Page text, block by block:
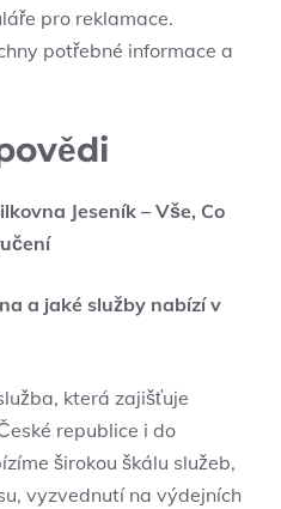
pro reklamace.
potřebné informace a
Jeseník – Vše, Co
a jaké služby‌ nabízí v
která‌ zajišťuje
republice i do
širokou škálu služeb,
vyzvednutí na výdejních